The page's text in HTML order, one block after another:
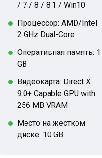
/ 7 / 8 / 8.1 / Win10
Процессор: AMD/Intel
2 GHz Dual-Core
Оперативная память: 1
GB
Видеокарта: Direct X
9.0+ Capable GPU with
256 MB VRAM
Место на жестком
диске: 10 GB